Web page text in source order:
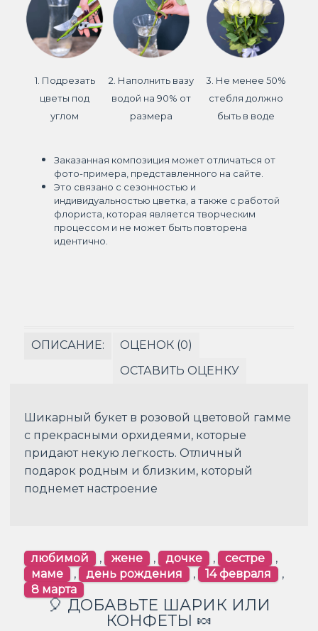
1. Подрезать
цветы под
углом
2. Наполнить вазу
водой на 90% от
размера
3. Не менее 50%
стебля должно
быть в воде
Заказанная композиция может отличаться от
фото-примера, представленного на сайте.
Это связано с сезонностью и
индивидуальностью цветка, а также с работой
флориста, которая является творческим
процессом и не может быть повторена
идентично.
ОПИСАНИЕ:
ОЦЕНОК (0)
ОСТАВИТЬ ОЦЕНКУ
Шикарный букет в розовой цветовой гамме
с прекрасными орхидеями, которые
придают некую легкость. Отличный
подарок родным и близким, который
поднемет настроение
любимой , жене , дочке , сестре
,
маме
, день рождения , 14 февраля
,
8 марта
🎈 ДОБАВЬТЕ ШАРИК ИЛИ
КОНФЕТЫ 🍬